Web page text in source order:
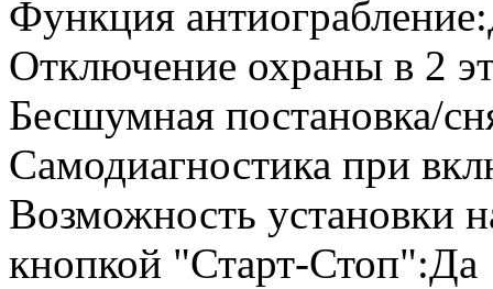
Функция
Отключение охраны в 2
Бесшумная постановка/
Самодиагностика при
Возможность установки
кнопкой "Старт-Стоп":Да